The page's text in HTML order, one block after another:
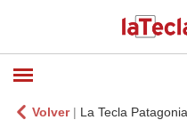
Volver| La Tecla Patagonia